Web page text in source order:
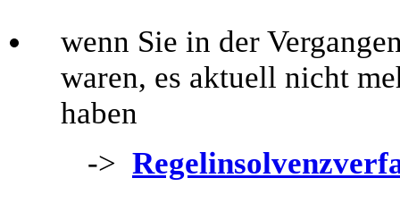
wenn Sie in der
waren, es aktuell nicht
haben
->